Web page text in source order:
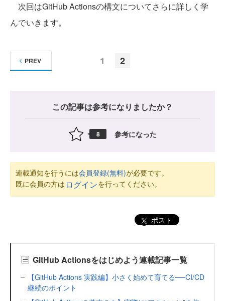
次回はGitHub Actionsの構文についてさらに詳しく学
んでいきます。
1 2
PREV
この記事は参考になりましたか？
8 参考になった
連載通知を行うには会員登録(無料)が必要です。
既に会員の方は ログインを行ってください。
ポスト
GitHub Actionsをはじめよう連載記事一覧
【GitHub Actions 実践編】小さく始めて育てる──CI/CD
継続のポイント